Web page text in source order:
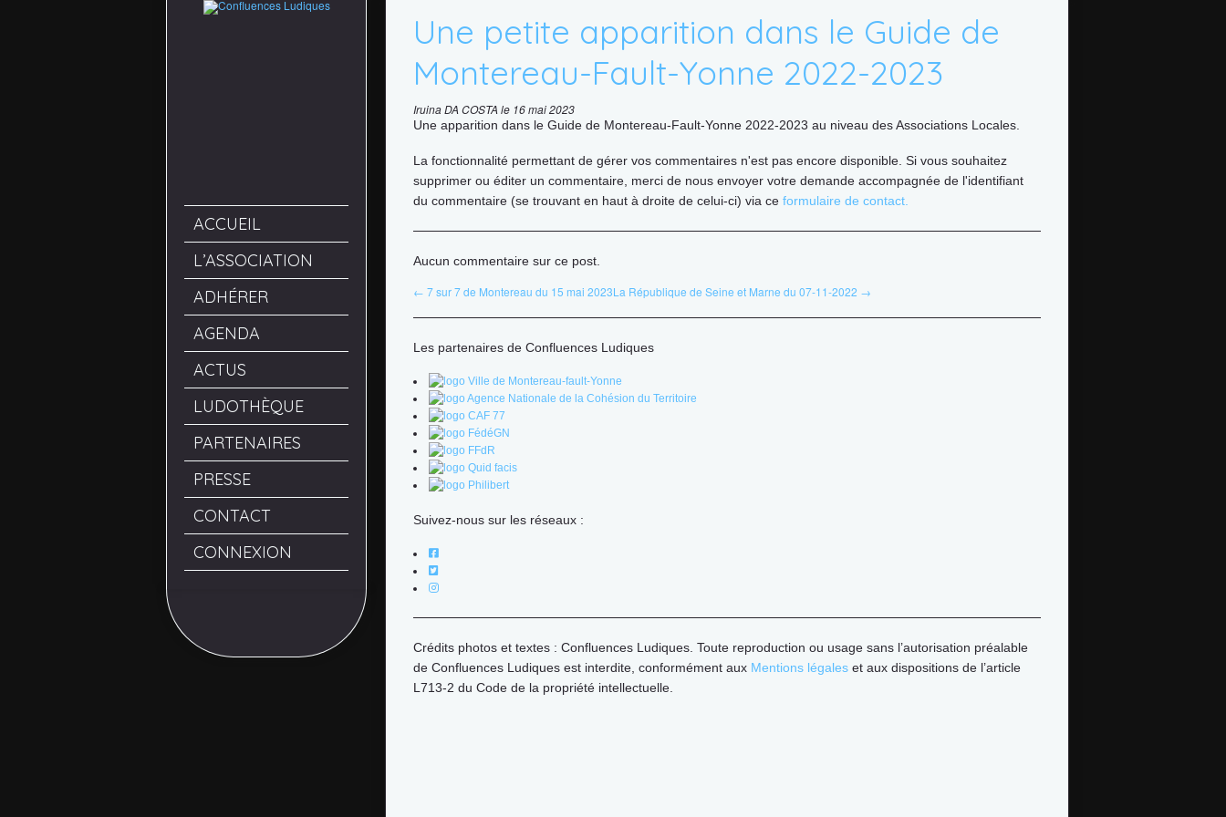
ACCUEIL
L’ASSOCIATION
ADHÉRER
AGENDA
ACTUS
LUDOTHÈQUE
PARTENAIRES
PRESSE
CONTACT
CONNEXION
Une petite apparition dans le Guide de
Montereau-Fault-Yonne 2022-2023
Iruina DA COSTA le 16 mai 2023
Une apparition dans le Guide de Montereau-Fault-Yonne 2022-2023 au niveau des Associations Locales.
La fonctionnalité permettant de gérer vos commentaires n'est pas encore disponible. Si vous souhaitez
supprimer ou éditer un commentaire, merci de nous envoyer votre demande accompagnée de l'identifiant
du commentaire (se trouvant en haut à droite de celui-ci) via ce formulaire de contact.
Aucun commentaire sur ce post.
← 7 sur 7 de Montereau du 15 mai 2023La République de Seine et Marne du 07-11-2022 →
Les partenaires de Confluences Ludiques
Suivez-nous sur les réseaux :
Crédits photos et textes : Confluences Ludiques. Toute reproduction ou usage sans l’autorisation préalable
de Confluences Ludiques est interdite, conformément aux Mentions légales et aux dispositions de l’article
L713-2 du Code de la propriété intellectuelle.